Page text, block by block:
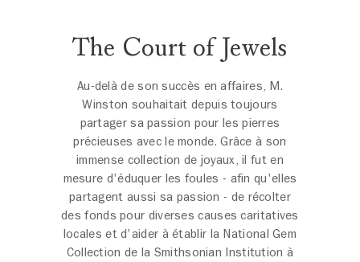
The Court of Jewels
Au-delà de son succès en affaires, M.
Winston souhaitait depuis toujours
partager sa passion pour les pierres
précieuses avec le monde. Grâce à son
immense collection de joyaux, il fut en
mesure d'éduquer les foules - afin qu'elles
partagent aussi sa passion - de récolter
des fonds pour diverses causes caritatives
locales et d'aider à établir la National Gem
Collection de la Smithsonian Institution à